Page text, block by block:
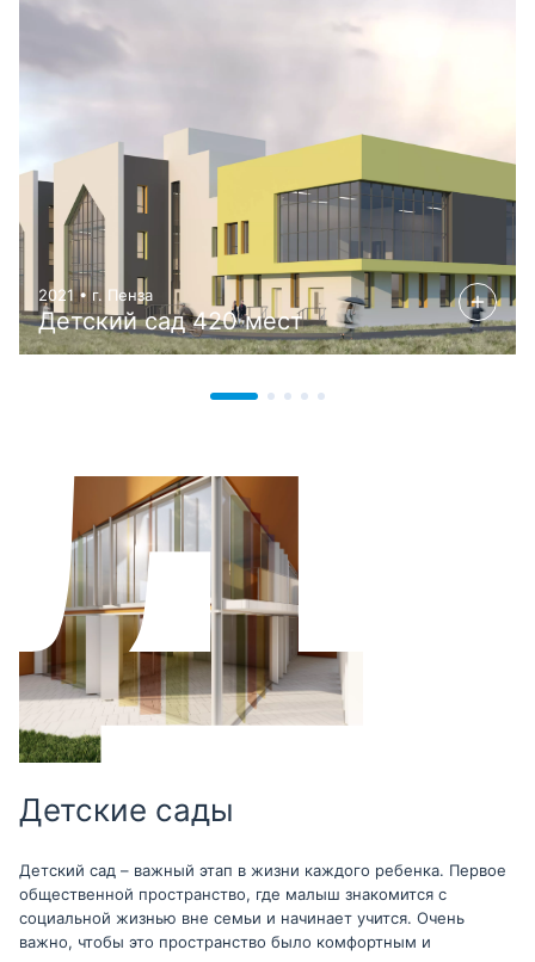
2021 • г. Пенза
Детский сад 420 мест
Детские сады
Детский сад – важный этап в жизни каждого ребенка. Первое
общественной пространство, где малыш знакомится с
социальной жизнью вне семьи и начинает учится. Очень
важно, чтобы это пространство было комфортным и